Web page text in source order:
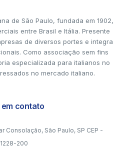
de São Paulo, fundada em 1902,
entre Brasil e Itália. Presente
de diversos portes e integra
Como associação sem fins
especializada para italianos no
no mercado italiano.
em contato
Consolação, São Paulo, SP CEP -
200